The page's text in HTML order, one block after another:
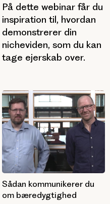
På dette webinar får du
inspiration til, hvordan
demonstrerer din
nicheviden, som du kan
tage ejerskab over.
Sådan kommunikerer du
om bæredygtighed